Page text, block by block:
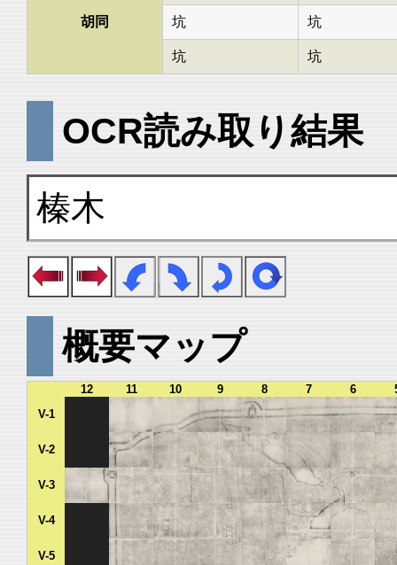
胡同 坑 坑
坑 坑
OCR読み取り結果
榛木
概要マップ
12 11 10 9 8 7 6
V-1
V-2
V-3
V-4
V-5